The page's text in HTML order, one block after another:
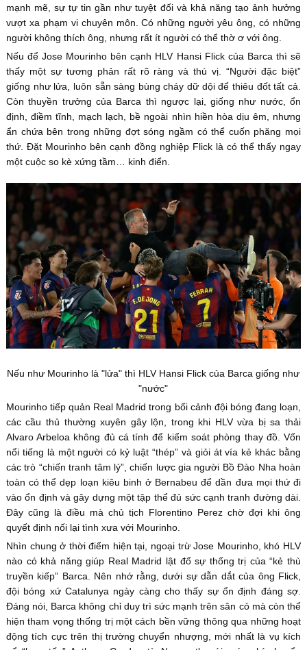
mạnh mẽ, sự tự tin gần như tuyệt đối và khả năng tạo ảnh hưởng
vượt xa phạm vi chuyên môn. Có những người yêu ông, có những
người không thích ông, nhưng rất ít người có thể thờ ơ với ông.
Nếu để Jose Mourinho bên cạnh HLV Hansi Flick của Barca thì sẽ
thấy một sự tương phản rất rõ ràng và thú vị. “Người đặc biệt”
giống như lửa, luôn sẵn sàng bùng cháy dữ dội để thiêu đốt tất cả.
Còn thuyền trưởng của Barca thì ngược lại, giống như nước, ổn
định, điềm tĩnh, mạch lạch, bề ngoài nhìn hiền hòa dịu êm, nhưng
ẩn chứa bên trong những đợt sóng ngầm có thể cuốn phăng mọi
thứ. Đặt Mourinho bên cạnh đồng nghiệp Flick là có thể thấy ngay
một cuộc so kè xứng tầm… kinh điển.
Nếu như Mourinho là "lửa" thì HLV Hansi Flick của Barca giống như
"nước"
Mourinho tiếp quản Real Madrid trong bối cảnh đội bóng đang loạn,
các cầu thủ thường xuyên gây lộn, trong khi HLV vừa bị sa thải
Alvaro Arbeloa không đủ cá tính để kiểm soát phòng thay đồ. Vốn
nổi tiếng là một người có kỷ luật “thép” và giỏi át vía kẻ khác bằng
các trò “chiến tranh tâm lý”, chiến lược gia người Bồ Đào Nha hoàn
toàn có thể dẹp loạn kiêu binh ở Bernabeu để dần đưa mọi thứ đi
vào ổn định và gây dựng một tập thể đủ sức cạnh tranh đường dài.
Đây cũng là điều mà chủ tịch Florentino Perez chờ đợi khi ông
quyết định nối lại tình xưa với Mourinho.
Nhìn chung ở thời điểm hiện tại, ngoại trừ Jose Mourinho, khó HLV
nào có khả năng giúp Real Madrid lật đổ sự thống trị của “kẻ thù
truyền kiếp” Barca. Nên nhớ rằng, dưới sự dẫn dắt của ông Flick,
đội bóng xứ Catalunya ngày càng cho thấy sự ổn định đáng sợ.
Đáng nói, Barca không chỉ duy trì sức mạnh trên sân cỏ mà còn thể
hiện tham vọng thống trị một cách bền vững thông qua những hoạt
động tích cực trên thị trường chuyển nhượng, mới nhất là vụ kích